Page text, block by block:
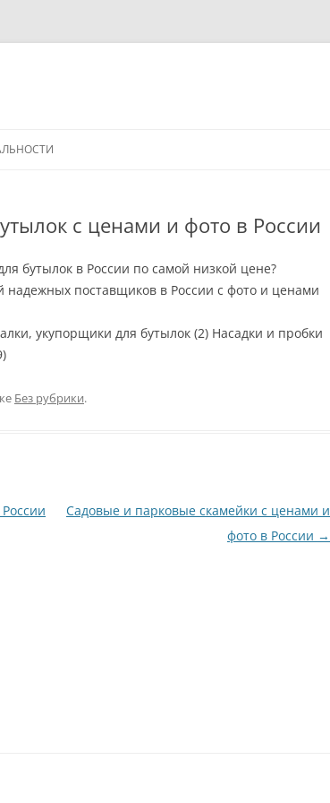
с ценами и фото в России
бутылок в России по самой низкой цене?
надежных поставщиков в России с фото и ценами
укупорщики для бутылок (2) Насадки и пробки
Без рубрики.
Садовые и парковые скамейки с ценами и
фото в России →